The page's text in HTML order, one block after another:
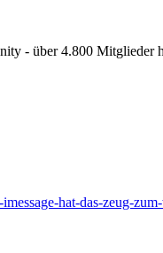
- über 4.800 Mitglieder
hat-das-zeug-